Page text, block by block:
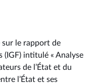
sur le rapport de
(IGF) intitulé « Analyse
de l’État et du
l’État et ses